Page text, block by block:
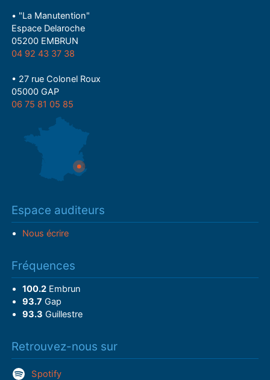
• "La Manutention"
Espace Delaroche
05200 EMBRUN
04 92 43 37 38
• 27 rue Colonel Roux
05000 GAP
06 75 81 05 85
Espace auditeurs
Nous écrire
Fréquences
100.2Embrun
93.7 Gap
93.3 Guillestre
Retrouvez-nous sur
Spotify